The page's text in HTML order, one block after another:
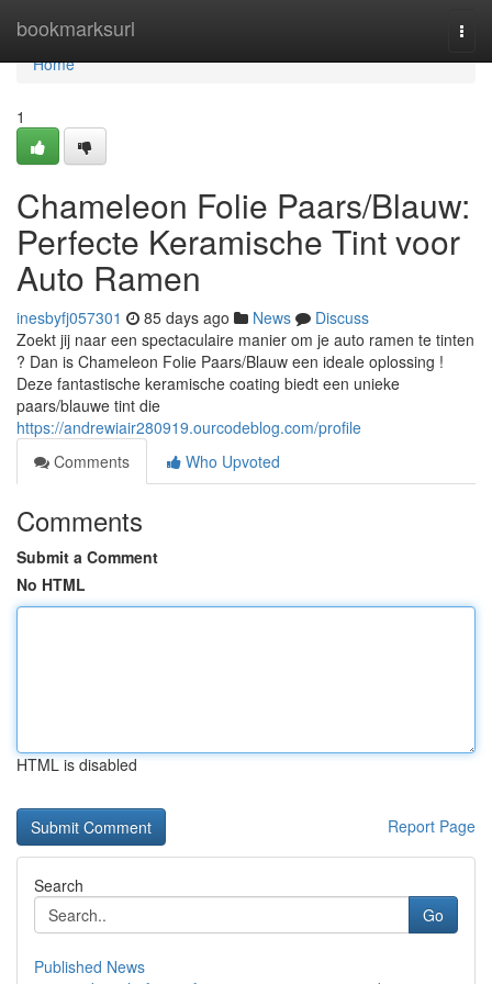
bookmarksurl
Home
Home
1
Chameleon Folie Paars/Blauw:
Perfecte Keramische Tint voor
Auto Ramen
inesbyfj057301 85 days ago News
Discuss
Zoekt jij naar een spectaculaire manier om je auto ramen te tinten
? Dan is Chameleon Folie Paars/Blauw een ideale oplossing !
Deze fantastische keramische coating biedt een unieke
paars/blauwe tint die
https://andrewiair280919.ourcodeblog.com/profile
Comments
Who Upvoted
Comments
Submit a Comment
No HTML
HTML is disabled
Report Page
Search
Go
Published News